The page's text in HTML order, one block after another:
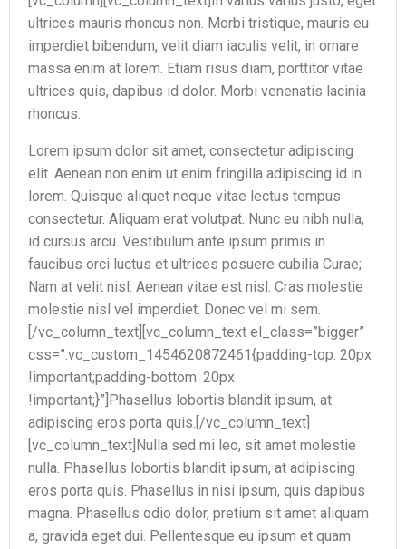
ultrices mauris rhoncus non. Morbi tristique, mauris eu
imperdiet bibendum, velit diam iaculis velit, in ornare
massa enim at lorem. Etiam risus diam, porttitor vitae
ultrices quis, dapibus id dolor. Morbi venenatis lacinia
rhoncus.
Lorem ipsum dolor sit amet, consectetur adipiscing
elit. Aenean non enim ut enim fringilla adipiscing id in
lorem. Quisque aliquet neque vitae lectus tempus
consectetur. Aliquam erat volutpat. Nunc eu nibh nulla,
id cursus arcu. Vestibulum ante ipsum primis in
faucibus orci luctus et ultrices posuere cubilia Curae;
Nam at velit nisl. Aenean vitae est nisl. Cras molestie
molestie nisl vel imperdiet. Donec vel mi sem.
[/vc_column_text][vc_column_text el_class=”bigger”
css=”.vc_custom_1454620872461{padding-top: 20px
!important;padding-bottom: 20px
!important;}”]Phasellus lobortis blandit ipsum, at
adipiscing eros porta quis.[/vc_column_text]
[vc_column_text]Nulla sed mi leo, sit amet molestie
nulla. Phasellus lobortis blandit ipsum, at adipiscing
eros porta quis. Phasellus in nisi ipsum, quis dapibus
magna. Phasellus odio dolor, pretium sit amet aliquam
a, gravida eget dui. Pellentesque eu ipsum et quam